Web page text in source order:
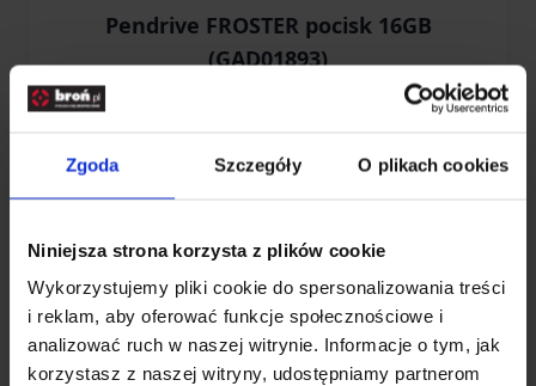
Zgoda Szczegóły O plikach cookies
Niniejsza strona korzysta z plików cookie
Wykorzystujemy pliki cookie do spersonalizowania treści
i reklam, aby oferować funkcje społecznościowe i
analizować ruch w naszej witrynie. Informacje o tym, jak
korzystasz z naszej witryny, udostępniamy partnerom
Pendrive FROSTER pocisk 16GB
(GAD01893)
Brak w magazynie